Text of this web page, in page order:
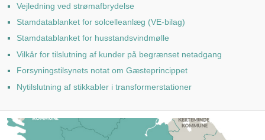
Vejledning ved strømafbrydelse
Stamdatablanket for solcelleanlæg (VE-bilag)
Stamdatablanket for husstandsvindmølle
Vilkår for tilslutning af kunder på begrænset netadgang
Forsyningstilsynets notat om Gæsteprincippet
Nytilslutning af stikkabler i transformerstationer